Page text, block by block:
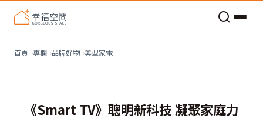
首頁 專欄 品牌好物 美型家電
《Smart TV》聰明新科技 凝聚家庭力